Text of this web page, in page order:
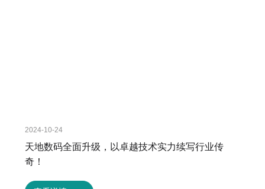
2024-10-24
天地数码全面升级，以卓越技术实力续写行业传
奇！